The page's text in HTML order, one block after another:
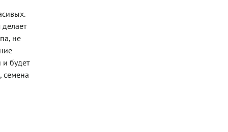
не
будет
семена